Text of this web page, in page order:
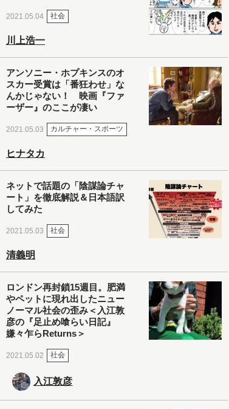
2021.05.04 社会
川上浩一
アンソニー・ホプキンスのオ
スカー受賞は「番狂わせ」な
んかじゃない！ 映画『ファ
ーザー』のここが凄い
2021.05.03 カルチャー・スポーツ
ヒナタカ
ネットで話題の「陰謀論チャ
ート」を徹底解説＆日本語訳
してみた
2021.05.03 社会
清義明
ロンドン再封鎖15週目。肥満
やペットに現れ出したニュー
ノーマル社会の歪み＜入江敦
彦の『足止め喰らい日記』
嫌々乍らReturns＞
2021.05.02 社会
入江敦彦